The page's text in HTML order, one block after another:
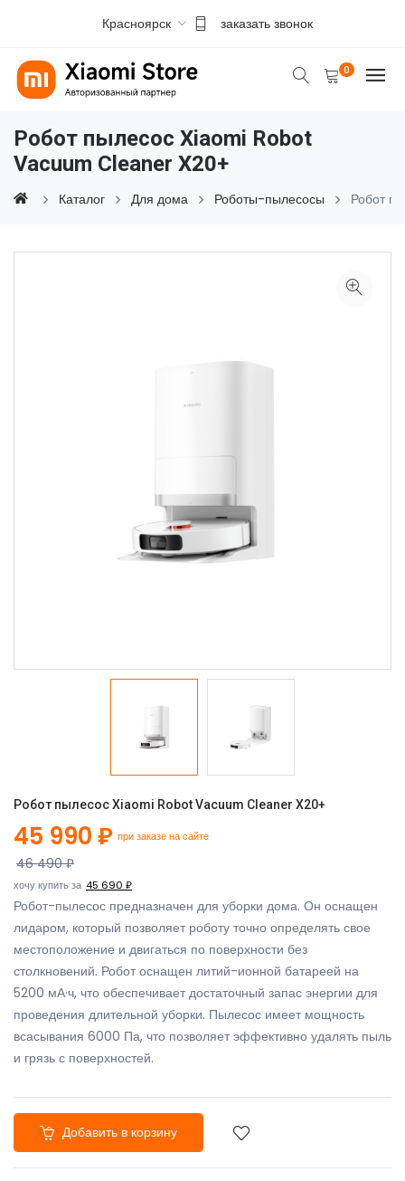
Красноярск заказать звонок
0
Робот пылесос Xiaomi Robot
Vacuum Cleaner X20+
Каталог Для дома Роботы-пылесосы Робот
Робот пылесос Xiaomi Robot Vacuum Cleaner X20+
45 990 ₽ при заказе на сайте
46 490 ₽
хочу купить за 45 690 ₽
Робот-пылесос предназначен для уборки дома. Он оснащен
лидаром, который позволяет роботу точно определять свое
местоположение и двигаться по поверхности без
столкновений. Робот оснащен литий-ионной батареей на
5200 мА·ч, что обеспечивает достаточный запас энергии для
проведения длительной уборки. Пылесос имеет мощность
всасывания 6000 Па, что позволяет эффективно удалять пыль
и грязь с поверхностей.
Добавить в корзину